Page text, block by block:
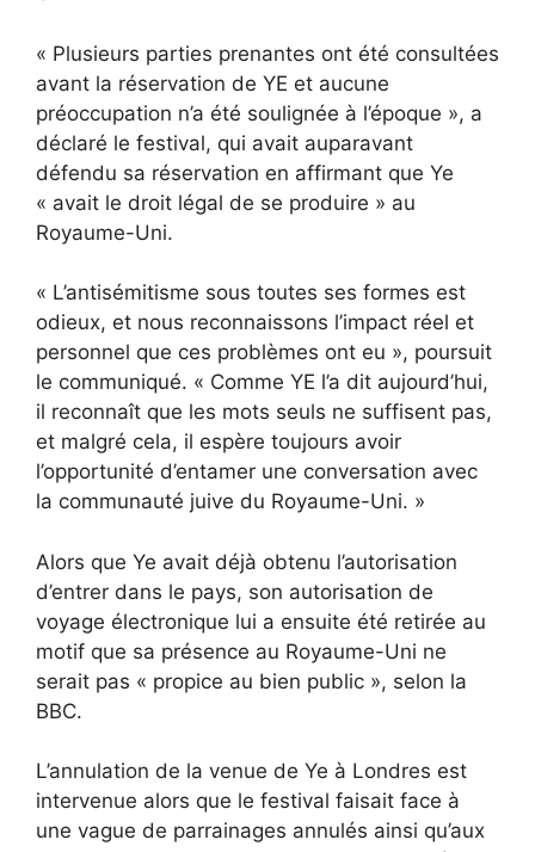
« Plusieurs parties prenantes ont été consultées
avant la réservation de YE et aucune
préoccupation n’a été soulignée à l’époque », a
déclaré le festival, qui avait auparavant
défendu sa réservation en affirmant que Ye
« avait le droit légal de se produire » au
Royaume-Uni.
« L’antisémitisme sous toutes ses formes est
odieux, et nous reconnaissons l’impact réel et
personnel que ces problèmes ont eu », poursuit
le communiqué. « Comme YE l’a dit aujourd’hui,
il reconnaît que les mots seuls ne suffisent pas,
et malgré cela, il espère toujours avoir
l’opportunité d’entamer une conversation avec
la communauté juive du Royaume-Uni. »
Alors que Ye avait déjà obtenu l’autorisation
d’entrer dans le pays, son autorisation de
voyage électronique lui a ensuite été retirée au
motif que sa présence au Royaume-Uni ne
serait pas « propice au bien public », selon la
BBC.
L’annulation de la venue de Ye à Londres est
intervenue alors que le festival faisait face à
une vague de parrainages annulés ainsi qu’aux